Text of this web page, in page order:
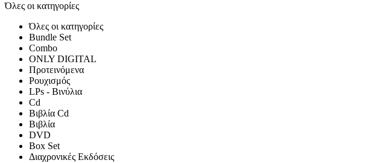
Όλες οι κατηγορίες
Όλες οι κατηγορίες
Bundle Set
Combo
ONLY DIGITAL
Προτεινόμενα
Ρουχισμός
LPs - Βινύλια
Cd
Βιβλία Cd
Βιβλία
DVD
Box Set
Διαχρονικές Εκδόσεις